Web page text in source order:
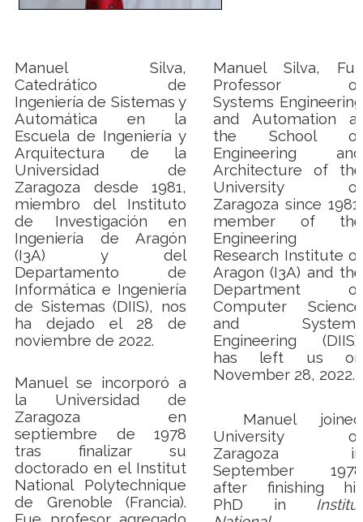
Manuel Silva,
Catedrático de
Ingeniería de Sistemas y
Automática en la
Escuela de Ingeniería y
Arquitectura de la
Universidad de
Zaragoza desde 1981,
miembro del Instituto
de Investigación en
Ingeniería de Aragón
(I3A) y del
Departamento de
Informática e Ingeniería
de Sistemas (DIIS), nos
ha dejado el 28 de
noviembre de 2022.
Manuel se incorporó a
la Universidad de
Zaragoza en
septiembre de 1978
tras finalizar su
doctorado en el Institut
National Polytechnique
de Grenoble (Francia).
Manuel Silva, Full
Professor of
Systems Engineering
and Automation at
the School of
Engineering and
Architecture of the
University of
Zaragoza since 1981,
member of the
Engineering
Research Institute of
Aragon (I3A) and the
Department of
Computer Science
and Systems
Engineering (DIIS),
has left us on
November 28, 2022.
Manuel joined
University of
Zaragoza in
September 1978
after finishing his
PhD in Institut